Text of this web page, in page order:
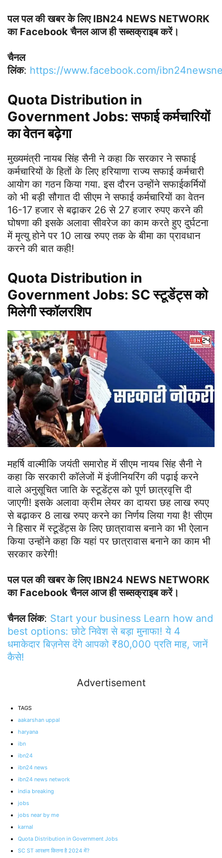
पल पल की खबर के लिए IBN24 NEWS NETWORK
का Facebook चैनल आज ही सब्सक्राइब करें।
चैनल
लिंक: https://www.facebook.com/
Quota Distribution in
Government Jobs: सफाई कर्मचारियों
का वेतन बढ़ेगा
मुख्यमंत्री नायब सिंह सैनी ने कहा कि सरकार ने सफाई
कर्मचारियों के हितों के लिए हरियाणा राज्य सफाई कर्मचारी
आयोग का गठन किया गया. इस दौरन उन्‍होंने सफाईकर्मियों
को भी बड़ी सौगात दी सीएम ने सफाई कर्मचारियों का वेतन
16-17 हजार से बढ़ाकर 26 से 27 हजार रुपए करने की
घोषणा की इसके अलावा सीवरेज का काम करते हुए दुर्घटना
में मृत्यु होने पर 10 लाख रुपए तक के बीमा का प्रावधान
करने की बात कही!
Quota Distribution in
Government Jobs: SC स्टूडेंट्स को
मिलेगी स्‍कॉलरशिप
महर्षि वाल्मीकि जयंती समारोह में सीएम नायब सिंह सैनी ने
कहा कि सरकारी कॉलेजों में इंजीनियरिंग की पढ़ाई करने
वाले अनुसूचित जाति के स्टूडेंट्स को पूर्ण छात्रवृत्ति दी
जाएगी! इसके अलावा क्रीम लेयर का दायरा छह लाख रुपए
से बढ़ाकर 8 लाख रुपए करने का निर्णय लिया गया है! सीएम
ने हिसार में स्टूडेंट्स के लिए छात्रावास बनाने का भी ऐलान
किया उन्‍होंने कहा कि यहां पर छात्रावास बनाने का काम भी
सरकार करेगी!
पल पल की खबर के लिए IBN24 NEWS NETWORK
का Facebook चैनल आज ही सब्सक्राइब करें।
चैनल लिंक: Start your business Learn how and
best options: छोटे निवेश से बड़ा मुनाफा! ये 4
धमाकेदार बिज़नेस देंगे आपको ₹80,000 प्रति माह, जानें
कैसे!
Advertisement
TAGS
aakarshan uppal
haryana
ibn
ibn24
ibn24 news
ibn24 news network
india breaking
jobs
jobs near by me
karnal
Quota Distribution in Government Jobs
SC ST आरक्षण कितना है 2024 में?